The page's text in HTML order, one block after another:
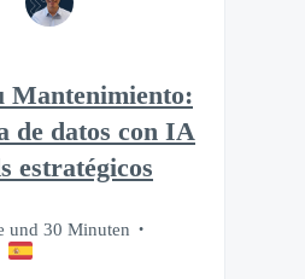
Mantenimiento:
de datos con IA
estratégicos
und 30 Minuten